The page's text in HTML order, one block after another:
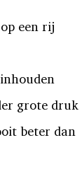
een rij
grote druk
beter dan